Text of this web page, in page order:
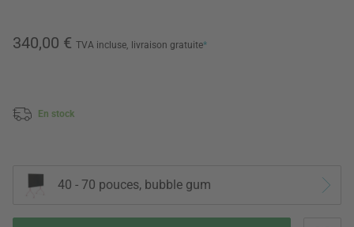
340,00 € TVA incluse, livraison gratuite*
En stock
40 - 70 pouces, bubble gum